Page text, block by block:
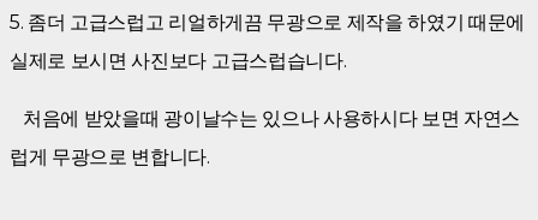
5. 좀더 고급스럽고 리얼하게끔 무광으로 제작을 하였기 때문에
실제로 보시면 사진보다 고급스럽습니다.
처음에 받았을때 광이날수는 있으나 사용하시다 보면 자연스
럽게 무광으로 변합니다.